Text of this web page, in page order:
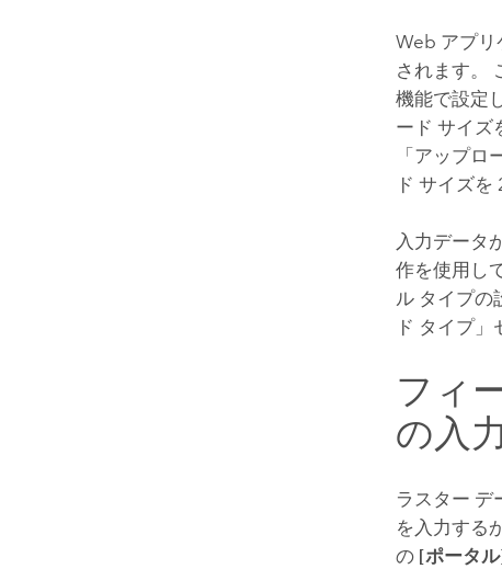
Web アプリ
されます。
機能で設定
ード サイズ
「アップ
ド サイズ
入力データ
作を使用し
ル タイプの
ド タイプ」
フィ
の入力
ラスター デ
を入力する
の [ポータ